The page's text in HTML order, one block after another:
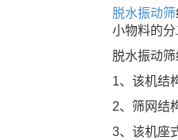
脱水振动筛
小物料的分
脱水振动筛
1、该机结
2、筛网结
3、该机座